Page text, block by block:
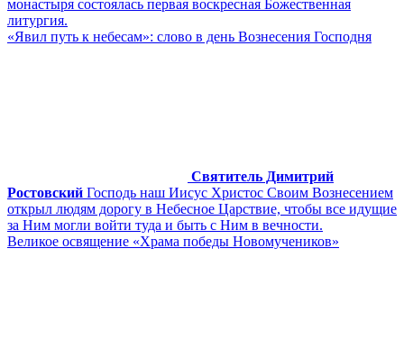
монастыря состоялась первая воскресная Божественная
литургия.
«Явил путь к небесам»: слово в день Вознесения Господня
Святитель Димитрий
Ростовский Господь наш Иисус Христос Своим Вознесением
открыл людям дорогу в Небесное Царствие, чтобы все идущие
за Ним могли войти туда и быть с Ним в вечности.
Великое освящение «Храма победы Новомучеников»